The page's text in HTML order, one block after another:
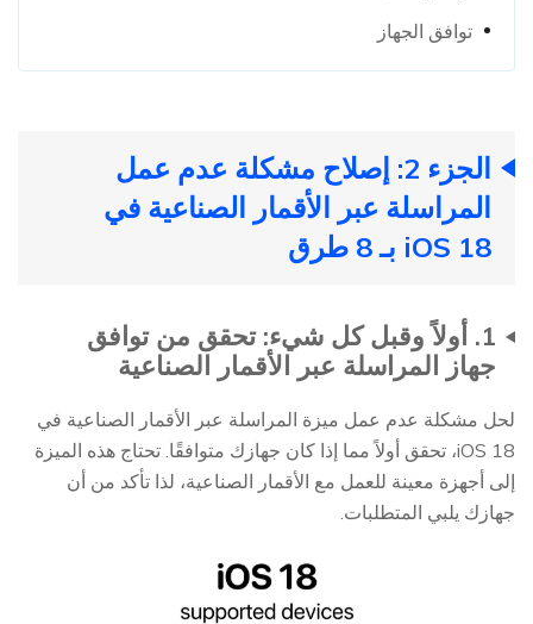
توافق الجهاز
الجزء 2: إصلاح مشكلة عدم عمل
المراسلة عبر الأقمار الصناعية في
iOS 18 بـ 8 طرق
1. أولاً وقبل كل شيء: تحقق من توافق
جهاز المراسلة عبر الأقمار الصناعية
لحل مشكلة عدم عمل ميزة المراسلة عبر الأقمار الصناعية في
iOS 18، تحقق أولاً مما إذا كان جهازك متوافقًا. تحتاج هذه الميزة
إلى أجهزة معينة للعمل مع الأقمار الصناعية، لذا تأكد من أن
جهازك يلبي المتطلبات.